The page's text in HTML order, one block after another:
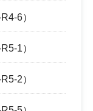
6）
1）
2）